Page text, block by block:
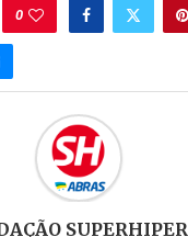
0
SUPERHIPER